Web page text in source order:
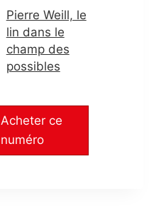
Pierre Weill, le
lin dans le
champ des
possibles
Acheter ce
numéro